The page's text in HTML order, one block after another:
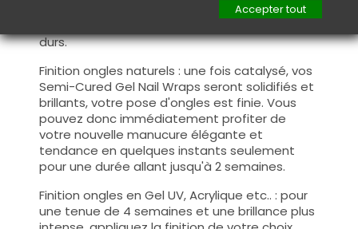
Catalysez : placez vos ongles sous une lampe
durs.
Finition ongles naturels : une fois catalysé, vos
Semi-Cured Gel Nail Wraps seront solidifiés et
brillants, votre pose d'ongles est finie. Vous
pouvez donc immédiatement profiter de
votre nouvelle manucure élégante et
tendance en quelques instants seulement
pour une durée allant jusqu'à 2 semaines.
Finition ongles en Gel UV, Acrylique etc.. : pour
une tenue de 4 semaines et une brillance plus
Accepter tout